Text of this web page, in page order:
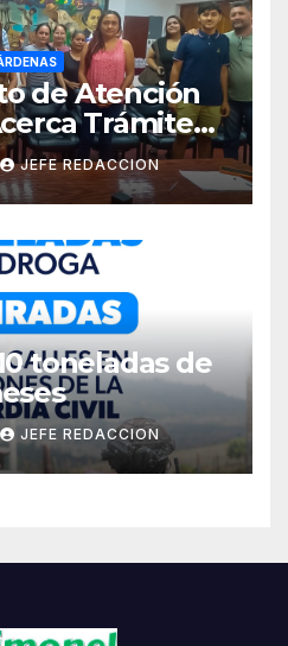
de Atención
Trámite
a
Lázaro
JEFE REDACCION
toneladas de
JEFE REDACCION